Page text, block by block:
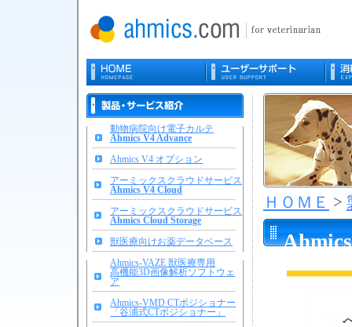
ＨＯＭＥ >
動物病院向け電子カルテ
Ahmics V4 Advance
Ahmics V4 オプション
アーミックスクラウドサービス
Ahmics V4 Cloud
アーミックスクラウドサービス
Ahmics Cloud Storage
獣医療向けお薬データベース
Ahmics-VAZE 獣医療専用
高機能3D画像解析ソフトウェ
ア
Ahmics-VMD CTポジショナー
「谷浦式CTポジショナー」